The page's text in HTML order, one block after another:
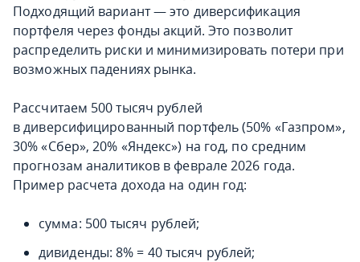
Подходящий вариант — это диверсификация
портфеля через фонды акций. Это позволит
распределить риски и минимизировать потери при
возможных падениях рынка.
Рассчитаем 500 тысяч рублей
в диверсифицированный портфель (50% «Газпром»,
30% «Сбер», 20% «Яндекс») на год, по средним
прогнозам аналитиков в феврале 2026 года.
Пример расчета дохода на один год:
сумма: 500 тысяч рублей;
дивиденды: 8% = 40 тысяч рублей;